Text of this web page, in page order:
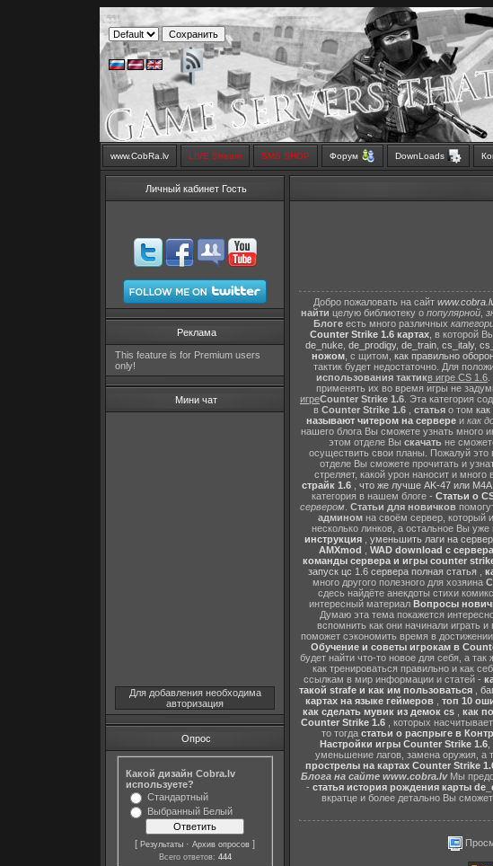
www.CobRa.lv LIVE Stream SMS SHOP Форум DownLoads
Личный кабинет Гость
Реклама
This feature is for Premium users
only!
Мини чат
Для добавления необходима
авторизация
Опрос
Какой дизайн Cobra.lv
используете?
Стандартный
Выбранный Белый
[ Результаты · Архив опросов ]
Всего ответов: 444
Добро пожаловать на сайт
найти целую библиотеку о популярной
Блоге есть много различных
Counter Strike 1.6 картах, в которой
de_nuke, de_prodigy, de_train, cs_italy,
ножом , с щитом, как правильно
тактик будет недостаточно. Для
использования тактикв игре CS 1.6
применять их во время игры не
игреCounter Strike 1.6 . Эта категория
в Counter Strike 1.6 статья о том
называют читером на сервереи как
нашего блога Вы сможете узнать много
этом отделе Вы скачатьне
осуществить свои планы. Пожалуй
отделе Вы сможете прочитать и
стреляет, какой урон наносит и
страйк 1.6
что же лучше AK-47 или
категория в нашем блоге - Статьи о
сервером Статьи для новичков
админомна своём сервер, который
несколько линков, а остальное Вы уже
инструкция
уменьшить лаги на
AMXmod
WAD download с сервера
команды сервера и игры counter
запуск цс 1.6 сервера полная статья,
много другого полезного для хозяина
сдесь найдёте анекдоты стихи
интересный материал Вопросы
Думаю эта тема покажется
вспомнить как они начинали играть
поможет сэкономить время в
Обучение и советы игрокам в
будет найти что-то новое для себя, а
как тренироваться правильно и как
ссылкам в мир информации и статей -
такой strafe и как им пользоваться
картах на языке геймеров, топ 10
как сделать мувик из демок cs, как
Counter Strike 1.6, которых
то тогда статьи о распрыге в
Настройки игры Counter Strike 1.6,
уменьшение лагов, замена оружия, а
прострелы на картах Counter Strike
Блога на сайте www.cobra.lvМы
- статья история рождения карты
вкратце и более детально Вы